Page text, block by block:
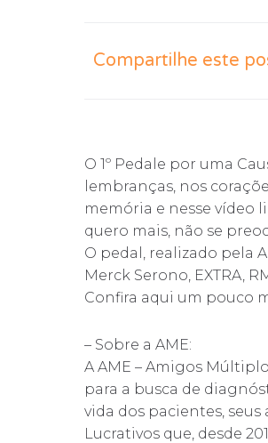
Compartilhe este
O 1º Pedale por uma
lembranças, nos
memória e nesse vídeo
quero mais, não se
O pedal, realizado pela
Merck Serono, EXTRA,
Confira aqui um pouco
– Sobre a AME:
A AME – Amigos
para a busca de
vida dos pacientes,
Lucrativos que, desde